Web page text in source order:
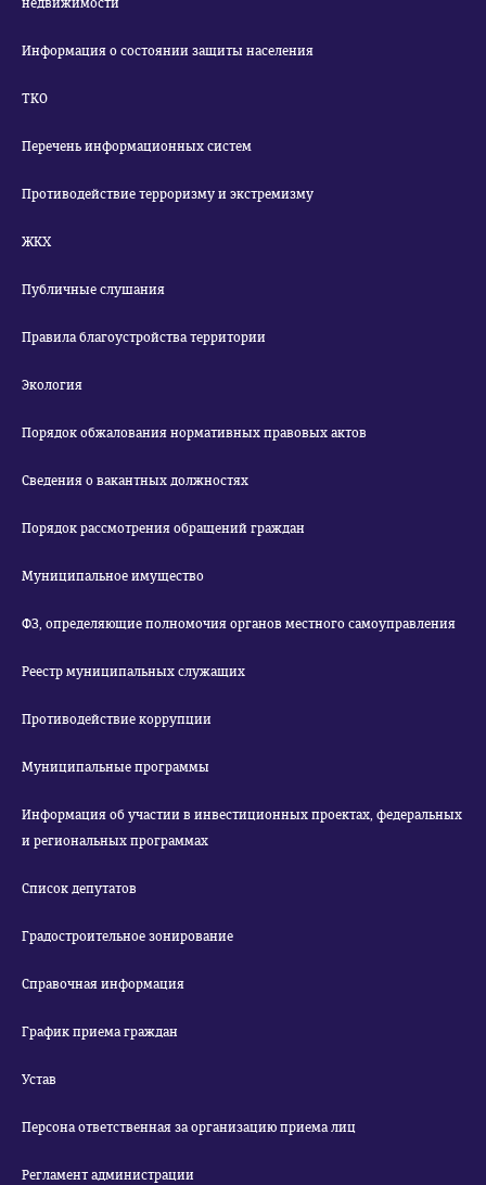
недвижимости
Информация о состоянии защиты населения
ТКО
Перечень информационных систем
Противодействие терроризму и экстремизму
ЖКХ
Публичные слушания
Правила благоустройства территории
Экология
Порядок обжалования нормативных правовых актов
Сведения о вакантных должностях
Порядок рассмотрения обращений граждан
Муниципальное имущество
ФЗ, определяющие полномочия органов местного самоуправления
Реестр муниципальных служащих
Противодействие коррупции
Муниципальные программы
Информация об участии в инвестиционных проектах, федеральных
и региональных программах
Список депутатов
Градостроительное зонирование
Справочная информация
График приема граждан
Устав
Персона ответственная за организацию приема лиц
Регламент администрации